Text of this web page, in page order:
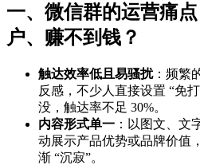
一、微信群的运营痛
户、赚不到钱？
触达效率低且易骚扰：频繁
反感，不少人直接设置 “免
没，触达率不足 30%。
内容形式单一 ：以图文、文
动展示产品优势或品牌价值
渐 “沉寂”。